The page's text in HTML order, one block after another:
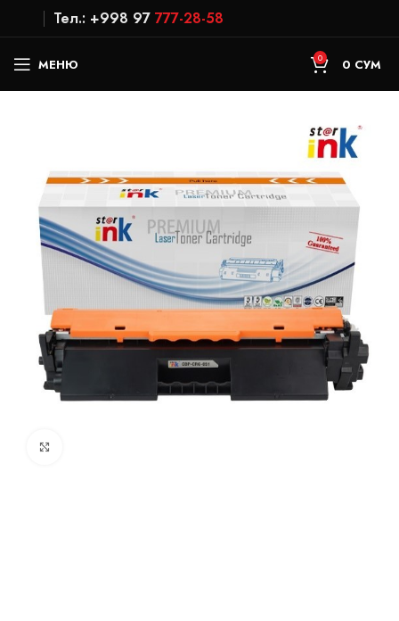
Тел.: +998 97 777-28-58
МЕНЮ 0 0 СУМ